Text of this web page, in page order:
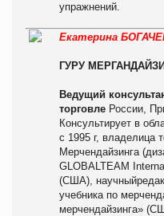
упражнений.
Екатерина
ГУРУ
Ведущий
торговле России,
Консультирует в
с 1995 г, владелица
Мерчендайзинга
GLOBALTEAM
(США),
учебника по
мерчендайзинга»